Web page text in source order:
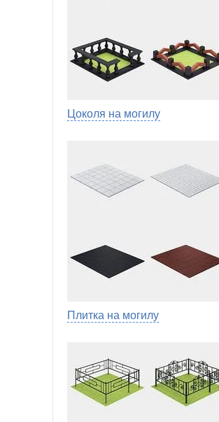
Цоколя на могилу
Плитка на могилу